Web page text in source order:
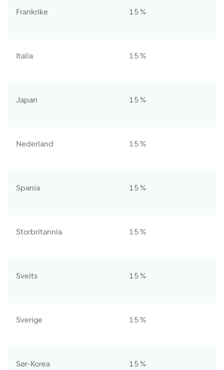
Frankrike 15 %
Italia 15 %
Japan 15 %
Nederland 15 %
Spania 15 %
Storbritannia 15 %
Sveits 15 %
Sverige 15 %
Sør-Korea 15 %